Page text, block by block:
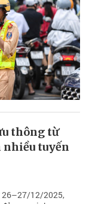
thông từ
nhiều tuyến
26–27/12/2025,